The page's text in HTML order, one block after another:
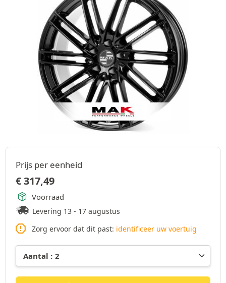
Prijs per eenheid
€317,49
Voorraad
Levering 13 - 17 augustus
Zorg ervoor dat dit past: identificeer uw voertuig